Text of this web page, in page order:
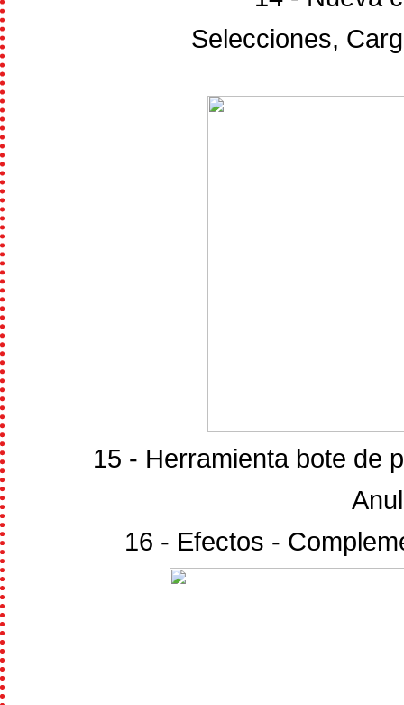
Selecciones,
15 - Herramienta bote de
16 - Efectos -